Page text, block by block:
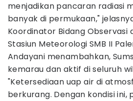
menjadikan pancaran radiasi
banyak di permukaan,"
Koordinator Bidang Observasi
Stasiun Meteorologi SMB II
Andayani menambahkan,
kemarau dan aktif di seluruh
"Ketersediaan uap air di
berkurang. Dengan kondisi